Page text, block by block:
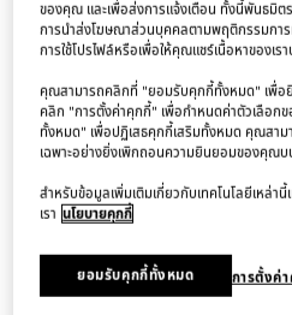
ของคุณ และเพื่อส่งการแจ้งเตือน ทั้งนี้พันธมิต
การนำส่งโฆษณาส่วนบุคคลตามพฤติกรรมกา
การใช้โปรไฟล์หรือเพื่อให้คุณแชร์เนื้อหาของเ
คุณสามารถคลิกที่ "ยอมรับคุกกี้ทั้งหมด" เพื่อยิ
คลิก "การตั้งค่าคุกกี้" เพื่อกำหนดค่าตัวเลือ
ทั้งหมด" เพื่อปฏิเสธคุกกี้เสริมทั้งหมด คุณสาม
เฉพาะอย่างยิ่งเพิกถอนความยินยอมของคุณบน
สำหรับข้อมูลเพิ่มเติมเกี่ยวกับเทคโนโลยีเหล่านี้
เรา นโยบายคุกกี้
การตั้งค่
ยอมรับคุกกี้ทั้งหมด